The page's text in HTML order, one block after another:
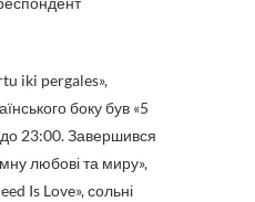
iki pergales»,
боку був «5
до 23:00. Завершився
любові та миру»,
Is Love», сольні